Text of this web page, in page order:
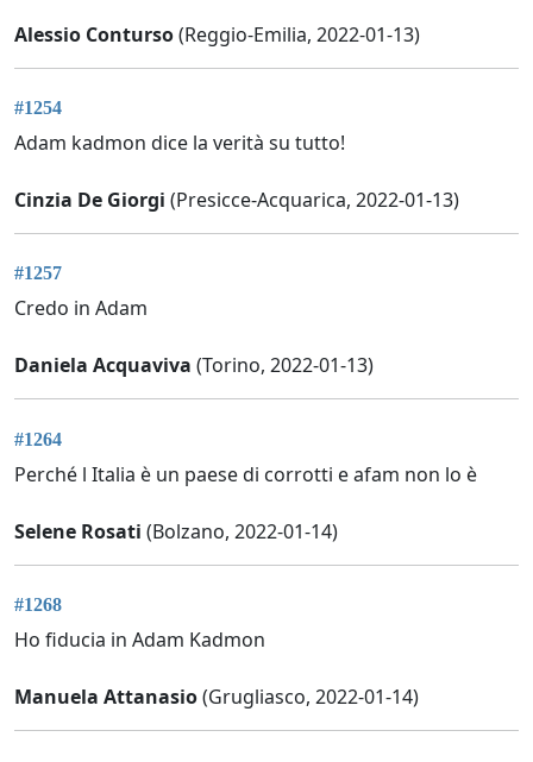
Alessio Conturso(Reggio-Emilia, 2022-01-13)
#1254
Adam kadmon dice la verità su tutto!
Cinzia De Giorgi (Presicce-Acquarica, 2022-01-13)
#1257
Credo in Adam
Daniela Acquaviva (Torino, 2022-01-13)
#1264
Perché l Italia è un paese di corrotti e afam non lo è
Selene Rosati (Bolzano, 2022-01-14)
#1268
Ho fiducia in Adam Kadmon
Manuela Attanasio(Grugliasco, 2022-01-14)